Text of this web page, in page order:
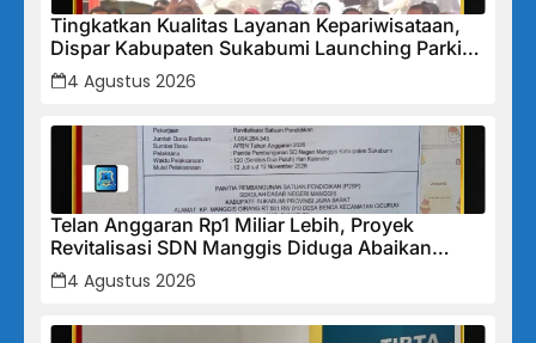
Tingkatkan Kualitas Layanan Kepariwisataan,
Dispar Kabupaten Sukabumi Launching Parkir
Wisata Someah
4 Agustus 2026
Telan Anggaran Rp1 Miliar Lebih, Proyek
Revitalisasi SDN Manggis Diduga Abaikan
SMKK dan Lemah Pengawasan, Nyawa Pekerja
Jadi Taruhan
4 Agustus 2026